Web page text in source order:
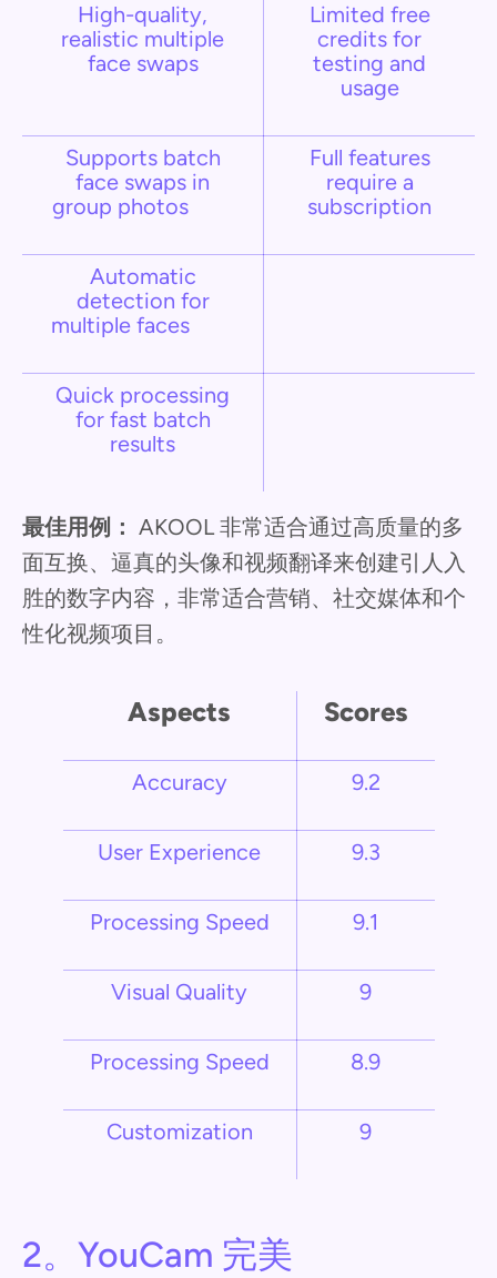
High-quality,
realistic multiple
face swaps
Limited free
credits for
testing and
usage
Supports batch
face swaps in
group photos
Full features
require a
subscription
Automatic
detection for
multiple faces
Quick processing
for fast batch
results
最佳用例： AKOOL 非常适合通过高质量的多
面互换、逼真的头像和视频翻译来创建引人入
胜的数字内容，非常适合营销、社交媒体和个
性化视频项目。
Aspects Scores
Accuracy 9.2
User Experience 9.3
Processing Speed 9.1
Visual Quality 9
Processing Speed 8.9
Customization 9
2。YouCam 完美